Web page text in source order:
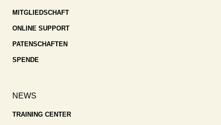
MITGLIEDSCHAFT
ONLINE SUPPORT
PATENSCHAFTEN
SPENDE
NEWS
TRAINING CENTER